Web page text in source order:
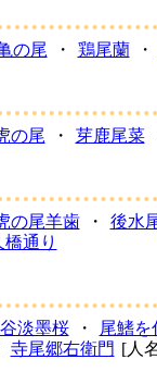
の尾 ・ 鶏尾蘭 ・
の尾 ・ 芽鹿尾菜
の尾羊歯 ・ 後水
橋通り
淡墨桜 ・ 尾鰭を
寺尾郷右衛門 [人